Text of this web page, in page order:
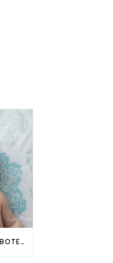
BASTIAN – FOTOGRAFIE DE BOTEZ ÎN CLUJ-NAPOCA